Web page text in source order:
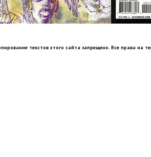
текстов этого сайта запрещено. Все права на